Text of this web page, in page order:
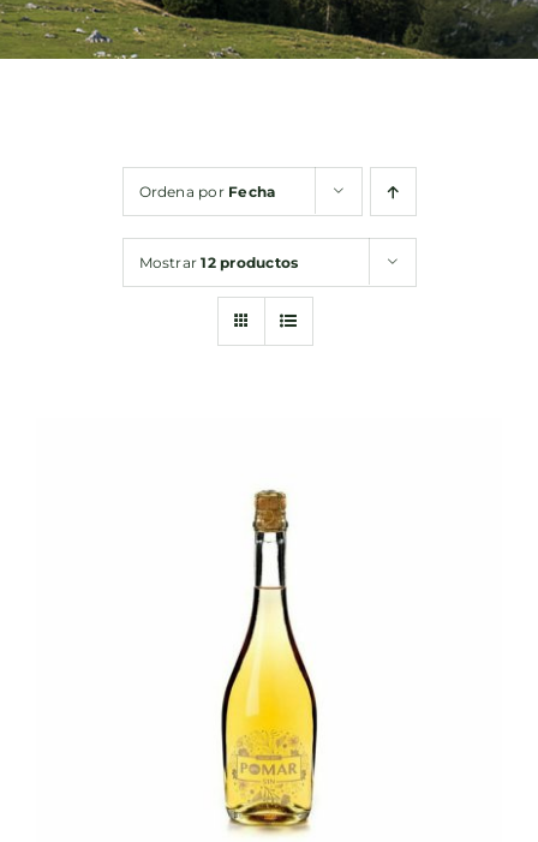
Bebidas
Ordena por Fecha
Mostrar12 productos
AÑADIR AL CARRITO